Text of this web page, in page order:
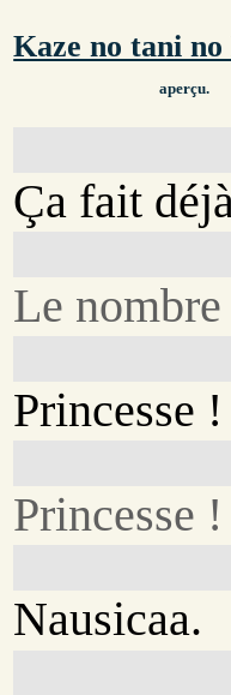
Kaze no tani
aperçu.
Ça fait
Le
Princesse !
Princesse !
Nausicaa.